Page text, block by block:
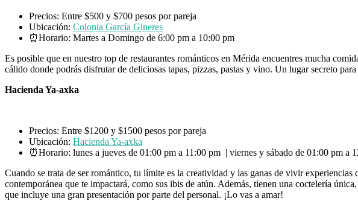
Precios: Entre $500 y $700 pesos por pareja
Ubicación: Colonia García Gineres
⏰Horario: Martes a Domingo de 6:00 pm a 10:00 pm
Es posible que en nuestro top de restaurantes románticos en Mérida encuentres mucha
cálido donde podrás disfrutar de deliciosas tapas, pizzas, pastas y vino. Un lugar secreto
Hacienda Ya-axka
Precios: Entre $1200 y $1500 pesos por pareja
Ubicación: Hacienda Ya-axka
⏰Horario: lunes a jueves de 01:00 pm a 11:00 pm | viernes y sábado de 01:00 pm a
Cuando se trata de ser romántico, tu límite es la creatividad y las ganas de vivir experiencias
contemporánea que te impactará, como sus ibis de atún. Además, tienen una coctelería
que incluye una gran presentación por parte del personal. ¡Lo vas a amar!